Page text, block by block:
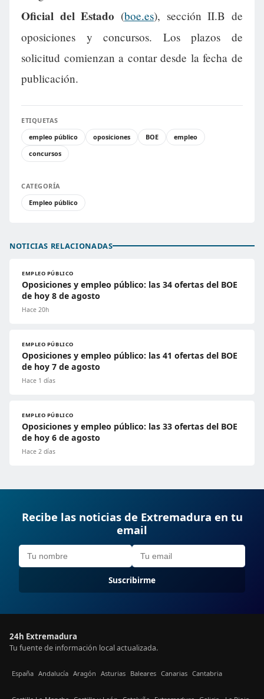
Oficial del Estado (boe.es), sección II.B de
oposiciones y concursos. Los plazos de
solicitud comienzan a contar desde la fecha de
publicación.
ETIQUETAS
empleo público
oposiciones BOE
empleo
concursos
CATEGORÍA
Empleo público
NOTICIAS RELACIONADAS
EMPLEO PÚBLICO
Oposiciones y empleo público: las 34 ofertas del BOE
de hoy 8 de agosto
Hace 20h
EMPLEO PÚBLICO
Oposiciones y empleo público: las 41 ofertas del BOE
de hoy 7 de agosto
Hace 1 días
EMPLEO PÚBLICO
Oposiciones y empleo público: las 33 ofertas del BOE
de hoy 6 de agosto
Hace 2 días
Recibe las noticias de Extremadura en tu
email
Suscribirme
24h Extremadura
Tu fuente de información local actualizada.
España Andalucía Aragón Asturias Baleares Canarias Cantabria